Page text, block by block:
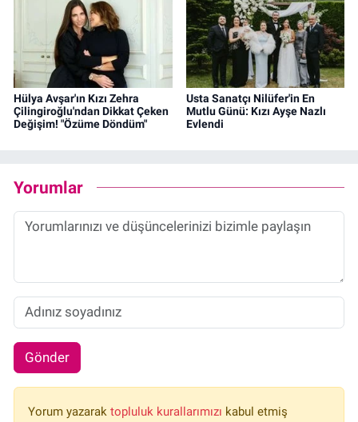
Hülya Avşar'ın Kızı Zehra
Çilingiroğlu'ndan Dikkat Çeken
Değişim! "Özüme Döndüm"
Usta Sanatçı Nilüfer'in En
Mutlu Günü: Kızı Ayşe Nazlı
Evlendi
Yorumlar
Gönder
Yorum yazarak topluluk kurallarımızı kabul etmiş